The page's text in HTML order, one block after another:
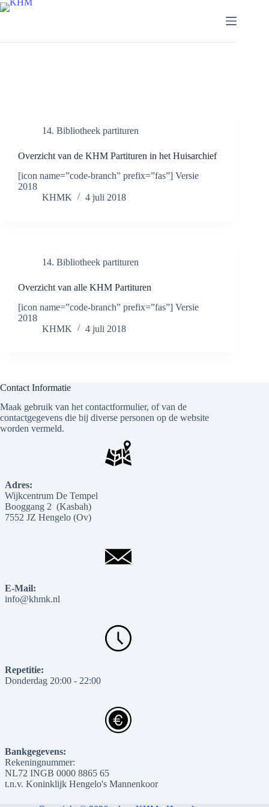
Ga
naar
14. Bibliotheek partituren
Overzicht van de KHM Partituren in het Huisarchief
[icon name=”code-branch” prefix=”fas”] Versie
2018
KHMK
4 juli 2018
14. Bibliotheek partituren
Overzicht van alle KHM Partituren
[icon name=”code-branch” prefix=”fas”] Versie
2018
KHMK
4 juli 2018
Contact Informatie
Maak gebruik van het contactformulier, of van de
contactgegevens die bij diverse personen op de website
worden vermeld.
Adres:
Wijkcentrum De Tempel
Booggang 2 (Kasbah)
7552 JZ Hengelo (Ov)
E-Mail:
info@khmk.nl
Repetitie:
Donderdag 20:00 - 22:00
Bankgegevens:
Rekeningnummer:
NL72 INGB 0000 8865 65
t.n.v. Koninklijk Hengelo's Mannenkoor